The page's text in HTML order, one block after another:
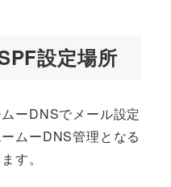
設定場所
ーDNSでメール設定
ムーDNS管理となる
す。